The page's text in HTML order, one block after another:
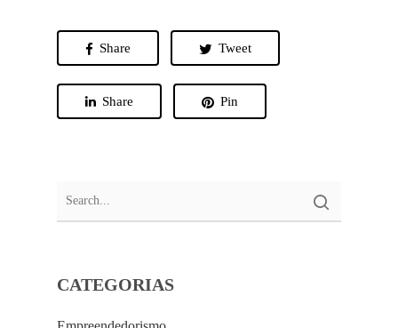
Share Tweet
Share Pin
CATEGORIAS